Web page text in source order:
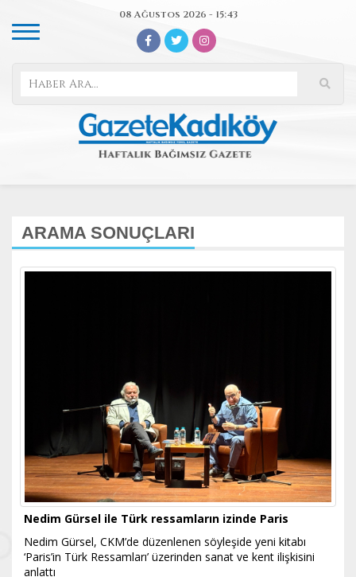
08 Ağustos 2026 - 15:43
ARAMA SONUÇLARI
Nedim Gürsel ile Türk ressamların izinde Paris
Nedim Gürsel, CKM’de düzenlenen söyleşide yeni kitabı
‘Paris’in Türk Ressamları’ üzerinden sanat ve kent ilişkisini
anlattı